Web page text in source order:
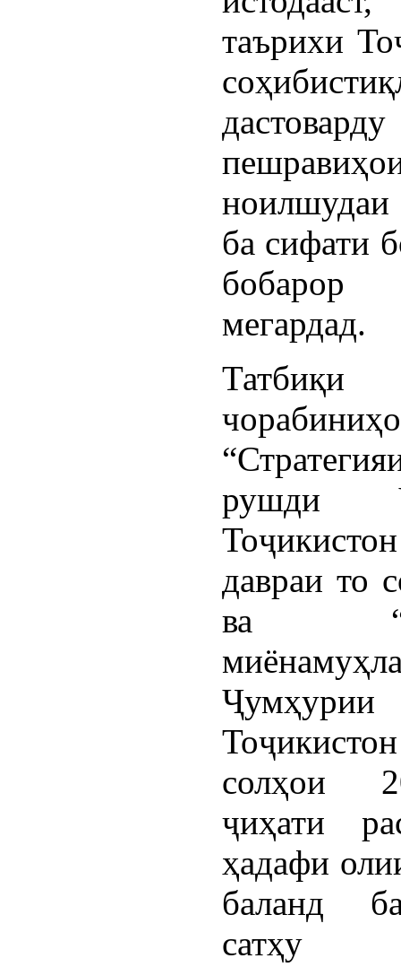
таърихи
дастоварду
ба сифати
мегардад.
Татбиқи
рушди
давраи то
ва
Ҷумҳурии
солҳои
ҷиҳати
ҳадафи
баланд
сатҳу